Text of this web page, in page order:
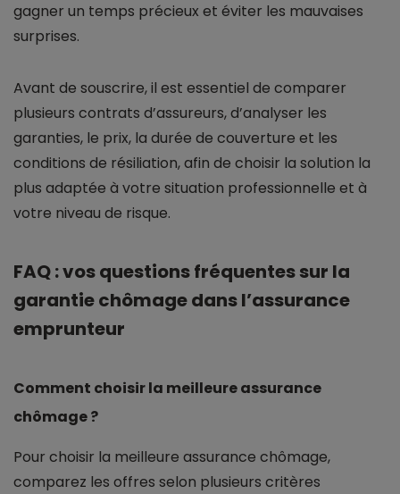
gagner un temps précieux et éviter les mauvaises
surprises.
Avant de souscrire, il est essentiel de comparer
plusieurs contrats d’assureurs, d’analyser les
garanties, le prix, la durée de couverture et les
conditions de résiliation, afin de choisir la solution la
plus adaptée à votre situation professionnelle et à
votre niveau de risque.
FAQ : vos questions fréquentes sur la
garantie chômage dans l’assurance
emprunteur
Comment choisir la meilleure assurance
chômage ?
Pour choisir la meilleure assurance chômage,
comparez les offres selon plusieurs critères